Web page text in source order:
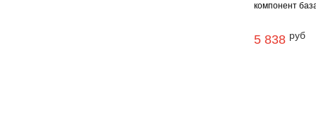
компонент
5 838 руб